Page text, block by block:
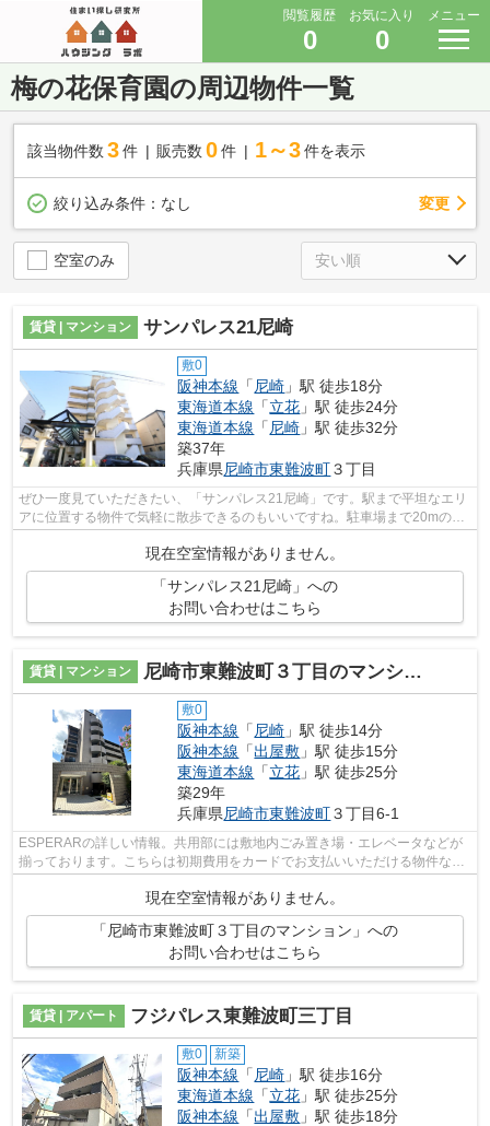
閲覧履歴
0
お気に入り
0
メニュー
梅の花保育園の周辺物件一覧
該当物件数 3件 販売数 0 件 1～3 件を表示
絞り込み条件： なし 変更
空室のみ
賃貸 | マンション サンパレス21尼崎
敷0
阪神本線 「尼崎 」駅 徒歩18分
東海道本線 「立花 」駅 徒歩24分
東海道本線 「尼崎 」駅 徒歩32分
築37年
兵庫県尼崎市東難波町３丁目
ぜひ一度見ていただきたい、「サンパレス21尼崎」です。駅まで平坦なエリ
アに位置する物件で気軽に散歩できるのもいいですね。駐車場まで20mの物
現在空室情報がありません。
「サンパレス21尼崎」への
お問い合わせはこちら
賃貸 | マンション 尼崎市東難波町３丁目のマンション
敷0
阪神本線 「 尼崎 」駅 徒歩14分
阪神本線 「出屋敷 」駅 徒歩15分
東海道本線 「立花 」駅 徒歩25分
築29年
兵庫県尼崎市東難波町３丁目6-1
ESPERARの詳しい情報。共用部には敷地内ごみ置き場・エレベータなどが
揃っております。こちらは初期費用をカードでお支払いいただける物件なの
現在空室情報がありません。
「尼崎市東難波町３丁目のマンション」への
お問い合わせはこちら
賃貸 | アパート フジパレス東難波町三丁目
敷0 新築
阪神本線 「尼崎 」駅 徒歩16分
東海道本線 「立花 」駅 徒歩25分
阪神本線 「出屋敷 」駅 徒歩18分